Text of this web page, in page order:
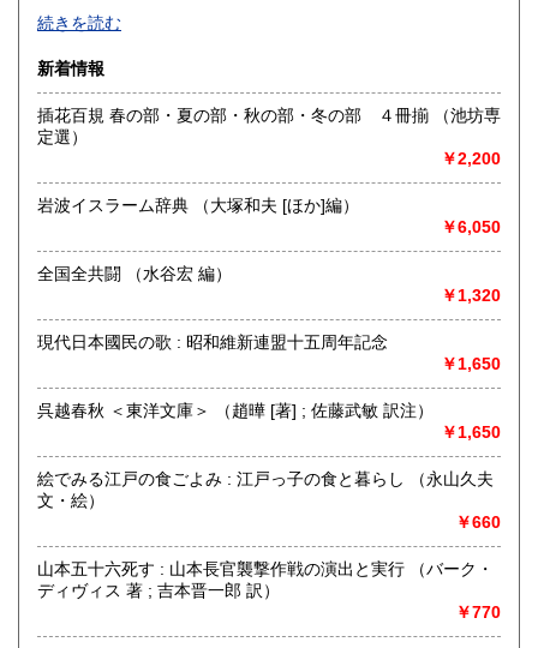
明治10年創業。九州の郷土誌、特に熊本の郷土誌を中心に揃
えております。その他古典籍、和本、古文書、自筆物から歴
沿線名：JR および 熊本市電
最寄駅：熊本駅より熊本市電に乗り換えて「通町筋」電停下
車徒歩5分
定休日：毎週火曜日
熊本県内出張いたします。特に古文書・貴重書・古典籍・和
本のご売却をご検討の方は所在地に関係なく是非ともお問い
学術書・趣味サブカル系および一般書籍につきましても買取
しております。出張または持ち込みのご相談はお電話やFAX
メールにておうけいたします。
(これらの種類の書籍は原則熊本県内の方に限らせていただき
取り扱い分野
哲学宗教、歴史、社会科学、自然科学、美術工芸、国語国
文、外国文学、古典籍、近代文献、趣味、古書一般（その
他）
続きを読む
新着情報
插花百規 春の部・夏の部・秋の部・冬の部 ４冊揃 （池坊専
定選）
￥2,200
岩波イスラーム辞典 （大塚和夫 [ほか]編）
￥6,050
全国全共闘 （水谷宏 編）
￥1,320
現代日本國民の歌 : 昭和維新連盟十五周年記念
￥1,650
呉越春秋 ＜東洋文庫＞ （趙曄 [著] ; 佐藤武敏 訳注）
￥1,650
絵でみる江戸の食ごよみ : 江戸っ子の食と暮らし （永山久夫
文・絵）
￥660
山本五十六死す : 山本長官襲撃作戦の演出と実行 （バーク・
ディヴィス 著 ; 吉本晋一郎 訳）
￥770